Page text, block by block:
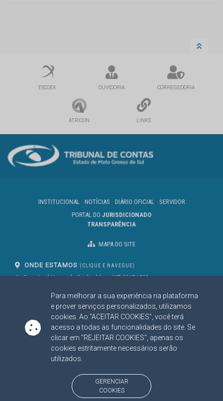
Para melhorar a sua experiência na plataforma
e prover serviços personalizados, utilizamos
cookies. Ao "ACEITAR COOKIES", você terá
acesso a todas as funcionalidades do site. Se
clicar em "REJEITAR COOKIES", apenas os
cookies estritamente necessários serão
utilizados.
GERENCIAR
COOKIES
ESCOEX OUVIDORIA CORREGEDORIA
ATRICON LINKS
INSTITUCIONAL NOTÍCIAS DIÁRIO OFICIAL
SERVIDOR
PORTAL DO JURISDICIONADO
TRANSPARÊNCIA
MAPA DO SITE
ONDE ESTAMOS (CLIQUE E NAVEGUE)
Av. Des. José Nunes da Cunha, bloco
Campo Grande/MS
CEP: 79031-310
(67) 3317-1500
SIGA NOSSAS REDES SOCIAIS
Linked InYoutube
Facebook
X
BAIXE NOSSO APLICATIVO